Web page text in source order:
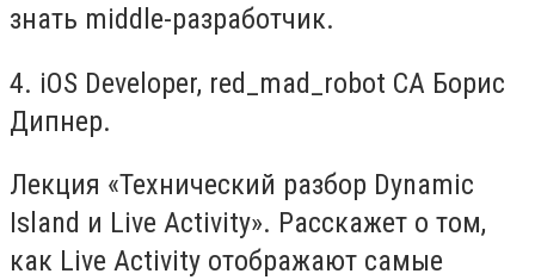
знать middle-разработчик.
4. iOS Developer, red_mad_robot CA Борис
Дипнер.
Лекция «Технический разбор Dynamic
Island и Live Activity». Расскажет о том,
как Live Activity отображают самые